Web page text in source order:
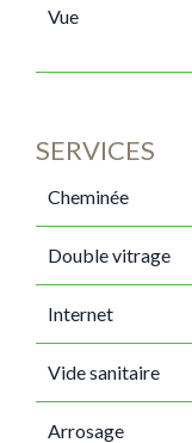
Vue
SERVICES
Cheminée
Double vitrage
Internet
Vide sanitaire
Arrosage